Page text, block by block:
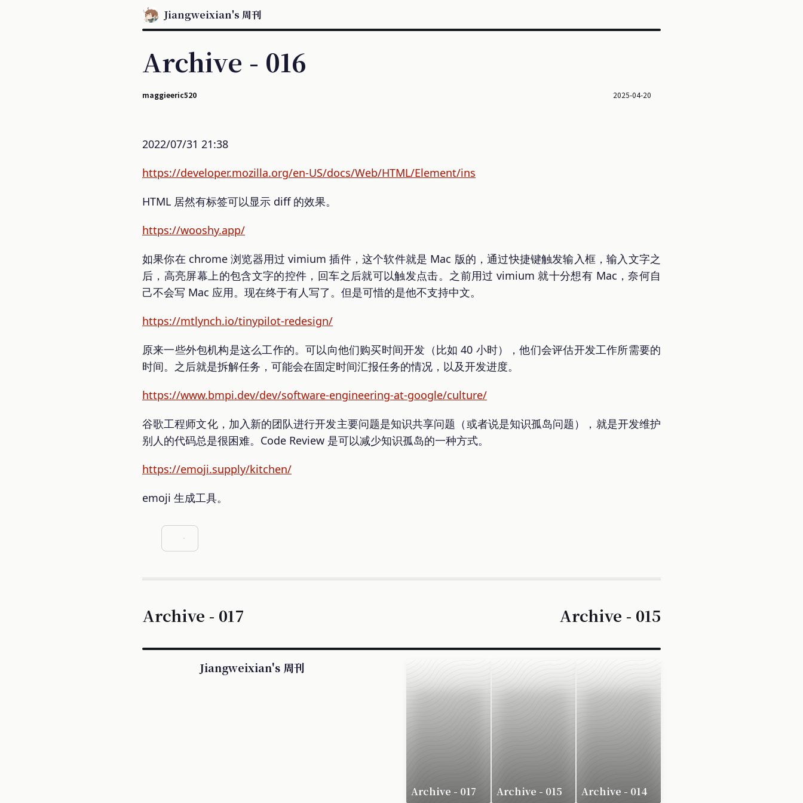
Jiangweixian's 周刊
Archive - 016
maggieeric520 2025-04-20
2022/07/31 21:38
https://developer.mozilla.org/en-US/docs/Web/HTML/Element/ins
HTML 居然有标签可以显示 diff 的效果。
https://wooshy.app/
如果你在 chrome 浏览器用过 vimium 插件，这个软件就是 Mac 版的，通过快捷键触发输入框，输入文字之
后，高亮屏幕上的包含文字的控件，回车之后就可以触发点击。之前用过 vimium 就十分想有 Mac，奈何自
己不会写 Mac 应用。现在终于有人写了。但是可惜的是他不支持中文。
https://mtlynch.io/tinypilot-redesign/
原来一些外包机构是这么工作的。可以向他们购买时间开发（比如 40 小时），他们会评估开发工作所需要的
时间。之后就是拆解任务，可能会在固定时间汇报任务的情况，以及开发进度。
https://www.bmpi.dev/dev/software-engineering-at-google/culture/
谷歌工程师文化，加入新的团队进行开发主要问题是知识共享问题（或者说是知识孤岛问题），就是开发维护
别人的代码总是很困难。Code Review 是可以减少知识孤岛的一种方式。
https://emoji.supply/kitchen/
emoji 生成工具。
Archive - 017 Archive - 015
Jiangweixian's 周刊
Archive - 017 Archive - 015 Archive - 014